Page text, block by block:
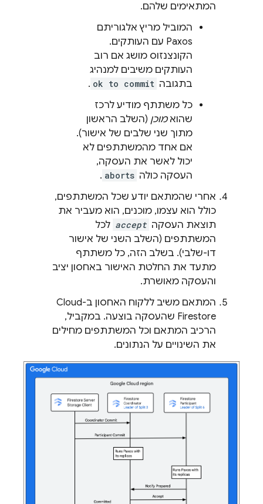
המתאימים שלהם.
המוביל מריץ אלגוריתם
Paxos עם העותקים.
הקונצנזוס מושג אם רוב
העותקים משיבים למנהיג
בתגובה ok to commit
.
כל משתתף מודיע לרכז
שהואמוכן (השלב הראשון
מתוך שני שלבים של אישור).
אם אחד מהמשתתפים לא
יכול לאשר את העסקה,
העסקה כולה aborts
.
אחרי שהמתאם יודע שכל המשתתפים,
כולל הוא עצמו, מוכנים, הוא מעביר את
תוצאת העסקה accept לכל
המשתתפים (השלב השני של אישור
דו-שלבי). בשלב הזה, כל משתתף
מתעד את החלטת האישור באחסון יציב
והעסקה מאושרת.
המתאם משיב ללקוח האחסון ב-Cloud
Firestore שהעסקה בוצעה. במקביל,
הרכיב המתאם וכל המשתתפים מחילים
את השינויים על הנתונים.